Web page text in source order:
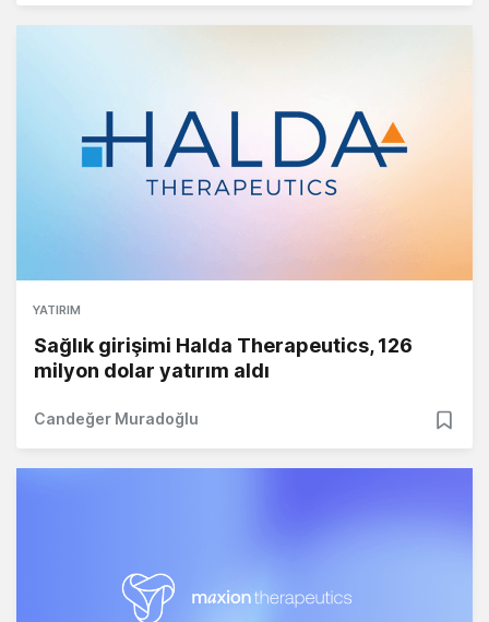
YATIRIM
Sağlık girişimi Halda Therapeutics, 126
milyon dolar yatırım aldı
Candeğer Muradoğlu